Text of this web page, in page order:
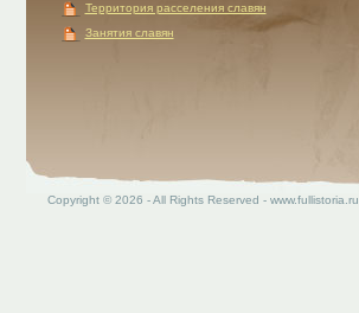
Территория расселения славян
Занятия славян
Copyright © 2026 - All Rights Reserved - www.fullistoria.ru